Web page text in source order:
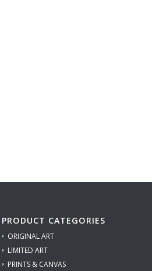
PRODUCT CATEGORIES
ORIGINAL ART
LIMITED ART
PRINTS & CANVAS